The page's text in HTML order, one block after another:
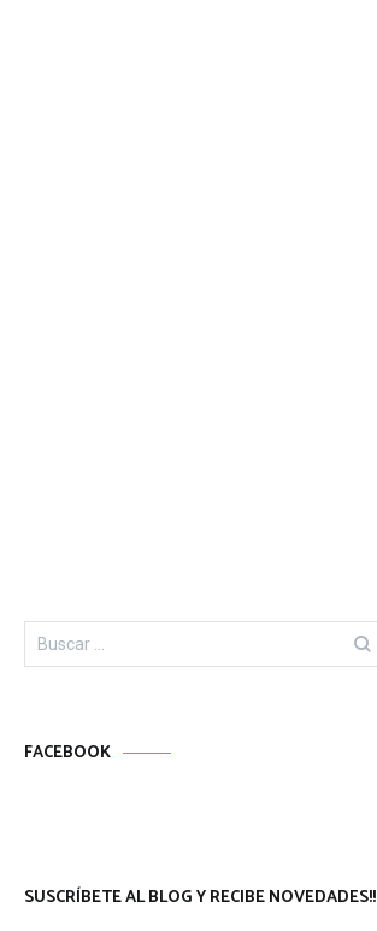
Buscar:
FACEBOOK
SUSCRÍBETE AL BLOG Y RECIBE NOVEDADES!!